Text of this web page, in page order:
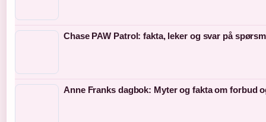
Chase PAW Patrol: fakta, leker og svar på
Anne Franks dagbok: Myter og fakta om forbud